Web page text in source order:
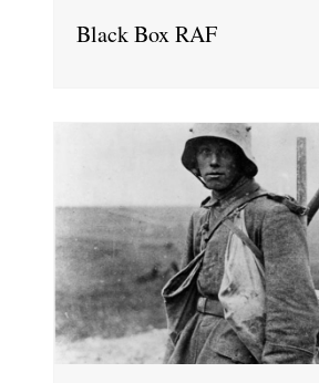
Black Box RAF